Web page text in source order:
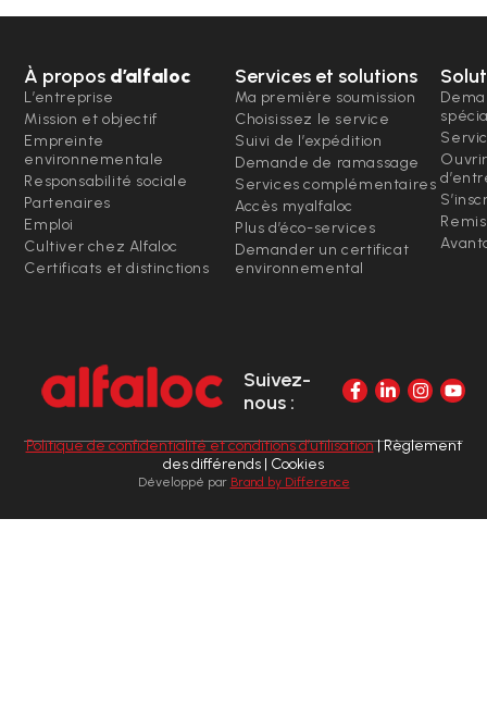
À propos d’alfaloc
L’entreprise
Mission et objectif
Empreinte
environnementale
Responsabilité sociale
Partenaires
Emploi
Cultiver chez Alfaloc
Certificats et distinctions
Services et solutions
Ma première soumission
Choisissez le service
Suivi de l’expédition
Demande de ramassage
Services complémentaires
Accès myalfaloc
Plus d’éco-services
Demander un certificat
environnemental
Suivez-
nous :
Politique de confidentialité et conditions d’utilisation| Règlement
des différends | Cookies
Développé par Brand by Difference